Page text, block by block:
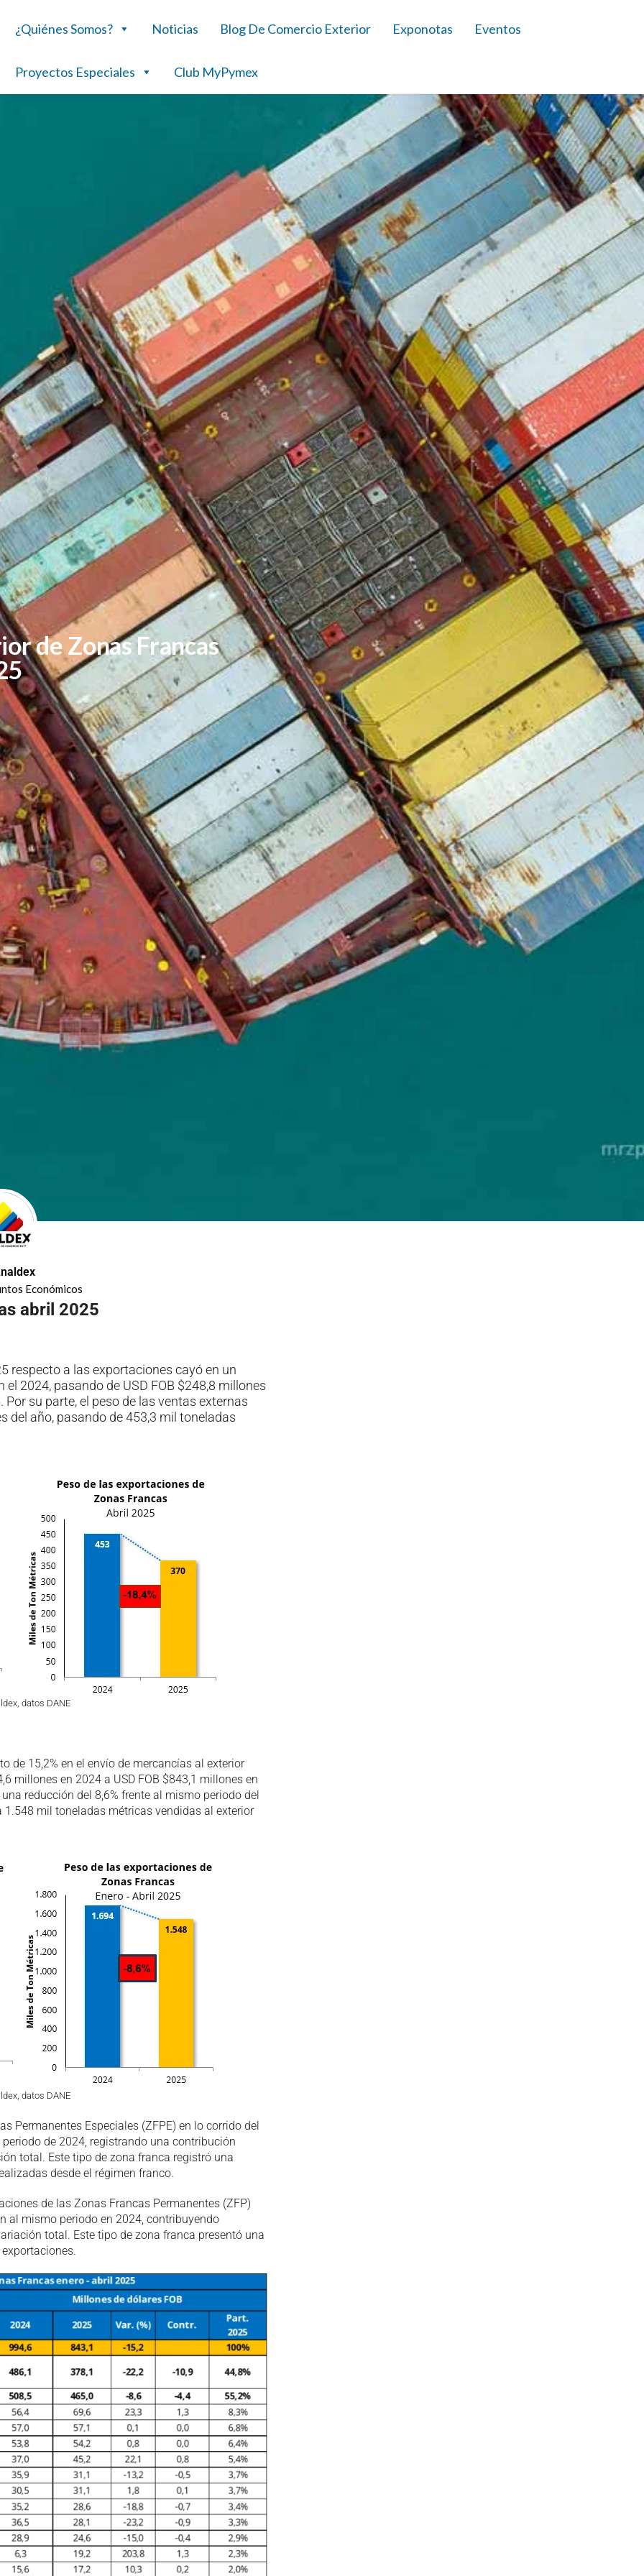
¿Quiénes Somos? Noticias Blog De Comercio Exterior Exponotas Eventos
Proyectos Especiales Club MyPymex
de Zonas Francas
Económicos
abril 2025
respecto a las exportaciones cayó en un
2024, pasando de USD FOB $248,8 millones
su parte, el peso de las ventas externas
del año, pasando de 453,3 mil toneladas
datos DANE
de 15,2% en el envío de mercancías al exterior
millones en 2024 a USD FOB $843,1 millones en
reducción del 8,6% frente al mismo periodo del
mil toneladas métricas vendidas al exterior
datos DANE
Permanentes Especiales (ZFPE) en lo corrido del
de 2024, registrando una contribución
total. Este tipo de zona franca registró una
desde el régimen franco.
de las Zonas Francas Permanentes (ZFP)
al mismo periodo en 2024, contribuyendo
total. Este tipo de zona franca presentó una